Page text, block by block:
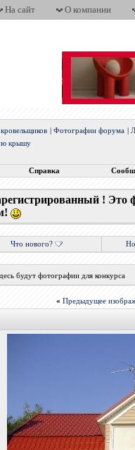
На сайт О компании
Фотографии форума
крышу
Справка
!
Что нового?
будут фотографии для конкурса
« Предыдущее